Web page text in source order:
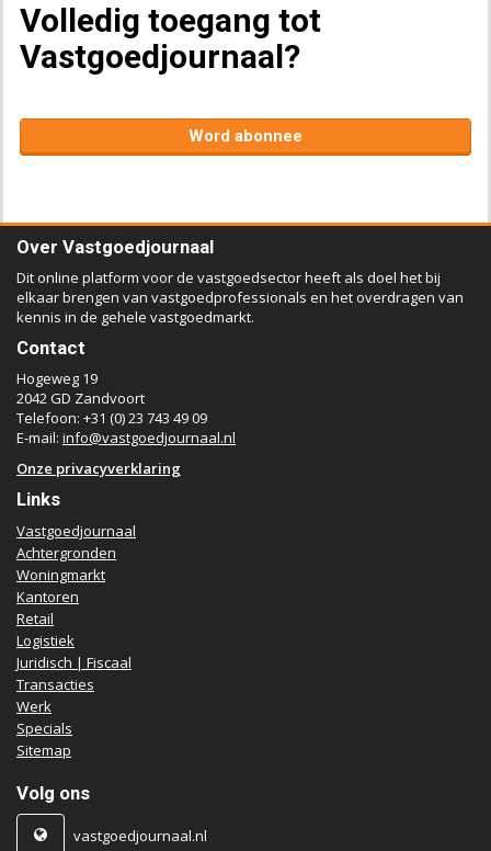
Volledig toegang tot
Vastgoedjournaal?
Word abonnee
Over Vastgoedjournaal
Dit online platform voor de vastgoedsector heeft als doel het bij
elkaar brengen van vastgoedprofessionals en het overdragen van
kennis in de gehele vastgoedmarkt.
Contact
Hogeweg 19
2042 GD Zandvoort
Telefoon: +31 (0) 23 743 49 09
E-mail: info@vastgoedjournaal.nl
Onze privacyverklaring
Links
Vastgoedjournaal
Achtergronden
Woningmarkt
Kantoren
Retail
Logistiek
Juridisch | Fiscaal
Transacties
Werk
Specials
Sitemap
Volg ons
vastgoedjournaal.nl